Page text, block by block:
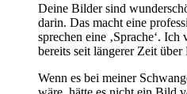
Deine Bilder sind
darin. Das macht eine
sprechen eine ‚Sprache‘. Ich
bereits seit längerer Zeit
Wenn es bei meiner